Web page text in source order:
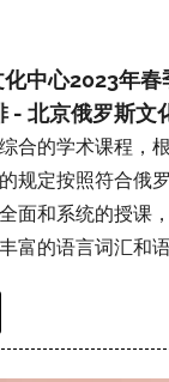
中心2023年春
- 北京俄罗斯文
合的学术课程，
规定按照符合俄
面和系统的授课
富的语言词汇和语